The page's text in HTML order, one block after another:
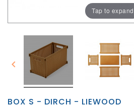
Tap to expand

BOX S - DIRCH - LIEWOOD